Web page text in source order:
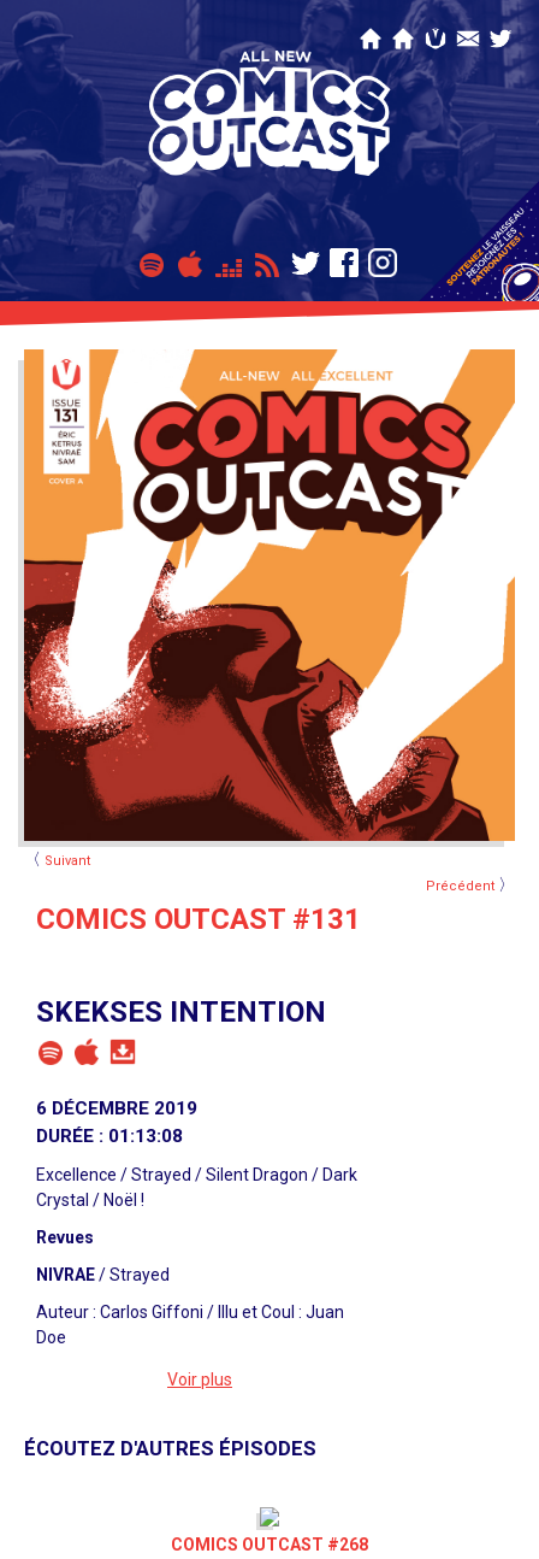
〈 Suivant
Précédent 〉
COMICS OUTCAST #131
SKEKSES INTENTION
6 DÉCEMBRE 2019
DURÉE : 01:13:08
Excellence / Strayed / Silent Dragon / Dark
Crystal / Noël !
Revues
NIVRAE/ Strayed
Auteur : Carlos Giffoni / Illu et Coul : Juan
Doe
Dark Horse Comics, août 2019
028/Strayed-1
Auteur : Andy Diggle / Illu : Leinil Yu / Coul :
Voir plus
ÉCOUTEZ D'AUTRES ÉPISODES
COMICS OUTCAST #268